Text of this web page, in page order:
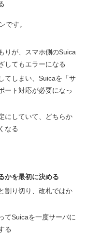
です。
りが、スマホ側のSuica
してもエラーになる
てしまい、Suicaを「サ
ート対応が必要になっ
にしていて、どちらか
なる
かを最初に決める
割り切り、改札ではか
てSuicaを一度サーバに
る